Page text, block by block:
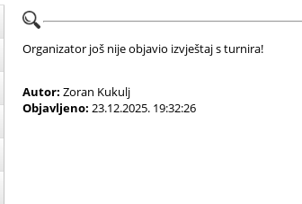
Organizator još nije objavio izvještaj s turnira!
Autor: Zoran Kukulj
Objavljeno: 23.12.2025. 19:32:26